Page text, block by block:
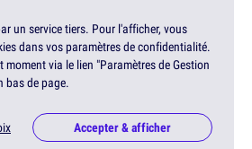
un service tiers. Pour l'afficher, vous
dans vos paramètres de confidentialité.
via le lien "Paramètres de Gestion
bas de page.
Accepter & afficher